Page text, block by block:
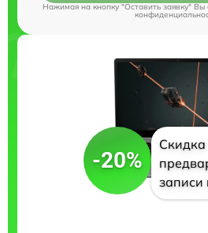
Нажимая на кнопку "Оставить заявку" Вы
-20%
Скидка
записи